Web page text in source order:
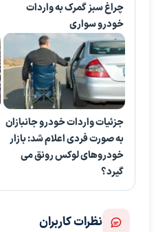
چراغ سبز گمرک به واردات
خودرو سواری
جزئیات واردات خودرو جانبازان
به صورت فردی اعلام شد: بازار
خودروهای لوکس رونق می
گیرد؟
نظرات کاربران